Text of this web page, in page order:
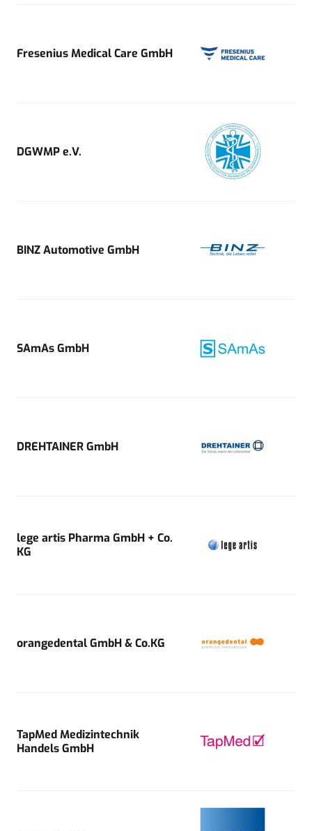
Fresenius Medical Care GmbH
DGWMP e.V.
BINZ Automotive GmbH
SAmAs GmbH
DREHTAINER GmbH
lege artis Pharma GmbH + Co.
KG
orangedental GmbH & Co.KG
TapMed Medizintechnik
Handels GmbH